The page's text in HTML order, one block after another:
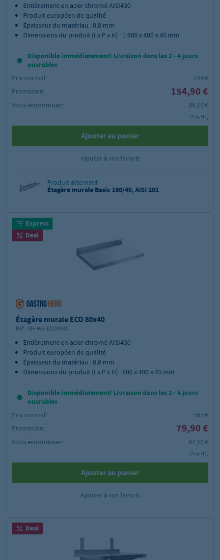
Entièrement en acier chromé AISI430
Produit européen de qualité
Épaisseur du matériau : 0,8 mm
Dimensions du produit (I x P x H) : 1 600 x 400 x 40 mm
Disponible immédiatement! Livraison dans les 2 - 4 jours
ouvrables
Prix normal:
244 €
Promotion:
154,90 €
Vous économisez: 89,10 €
Prix HT,
Ajouter au panier
Ajouter à vos favoris
Produit alternatif
Étagère murale Basic 160/40, AISI 201
Express
Deal
Étagère murale ECO 80x40
Réf.: GH-WB-ECO0840
Entièrement en acier chromé AISI430
Produit européen de qualité
Épaisseur du matériau : 0,8 mm
Dimensions du produit (I x P x H) : 800 x 400 x 40 mm
Disponible immédiatement! Livraison dans les 2 - 4 jours
ouvrables
Prix normal:
167 €
Promotion:
79,90 €
Vous économisez: 87,10 €
Prix HT,
Ajouter au panier
Ajouter à vos favoris
Deal